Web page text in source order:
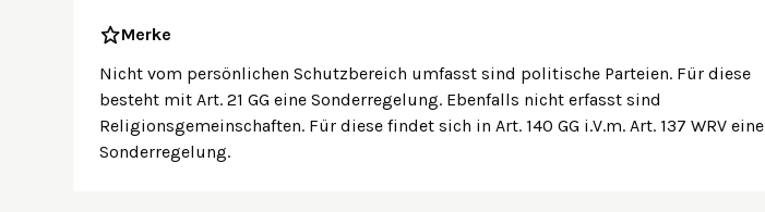
Merke
Nicht vom persönlichen Schutzbereich umfasst sind politische Parteien. Für diese
besteht mit Art. 21 GG eine Sonderregelung. Ebenfalls nicht erfasst sind
Religionsgemeinschaften. Für diese findet sich in Art. 140 GG i.V.m. Art. 137 WRV eine
Sonderregelung.